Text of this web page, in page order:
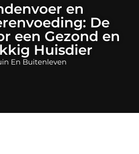
en
De
een Gezond en
Huisdier
En Buitenleven